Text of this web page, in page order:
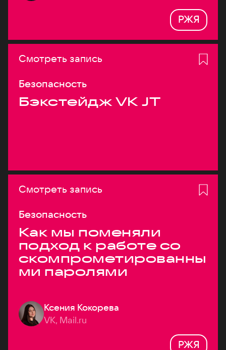
РЖЯ
Смотреть запись
Безопасность
Бэкстейдж VK JT
Смотреть запись
Безопасность
Как мы поменяли
подход к работе со
скомпрометированны
ми паролями
Ксения Кокорева
VK, Mail.ru
РЖЯ